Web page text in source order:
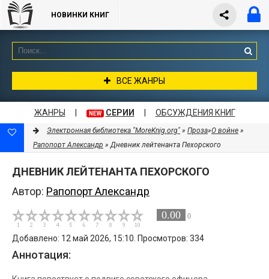
НОВИНКИ КНИГ
ВСЕ ЖАНРЫ
ЖАНРЫ NEW СЕРИИ ОБСУЖДЕНИЯ КНИГ
Электронная библиотека "MoreKnig.org" » Проза»О войне »
Рапопорт Александр » Дневник лейтенанта Пехорского
ДНЕВНИК ЛЕЙТЕНАНТА ПЕХОРСКОГО
Автор: Рапопорт Александр
0.00 0
Добавлено: 12 май 2026, 15:10. Просмотров: 334
Аннотация: